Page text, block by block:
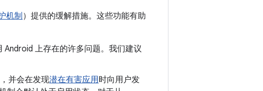
机制）提供的缓解措施。这些功能有助
上存在的许多问题。我们建议
并会在发现潜在有害应用时向用户发